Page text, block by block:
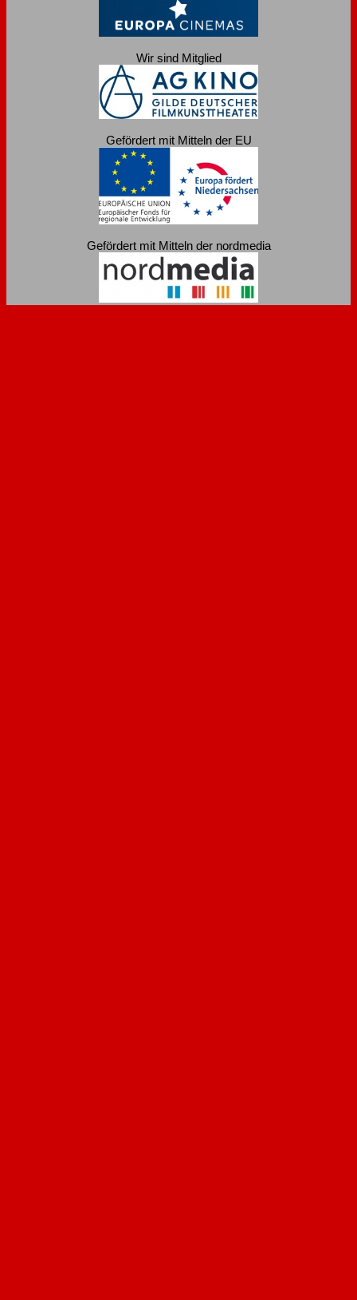
Wir sind Mitglied
Gefördert mit Mitteln der EU
Gefördert mit Mitteln der nordmedia